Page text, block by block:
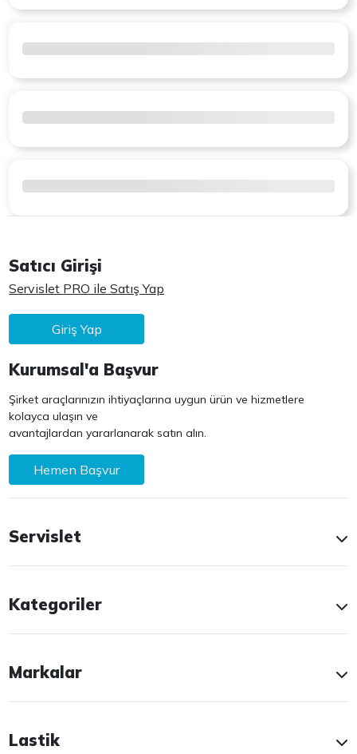
Satıcı Girişi
Servislet PRO ile Satış Yap
Giriş Yap
Kurumsal'a Başvur
Şirket araçlarınızın ihtiyaçlarına uygun ürün ve hizmetlere
kolayca ulaşın ve
avantajlardan yararlanarak satın alın.
Hemen Başvur
Servislet
Kategoriler
Markalar
Lastik